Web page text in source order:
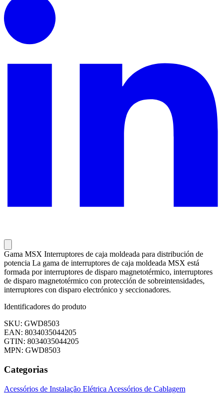
Gama MSX Interruptores de caja moldeada para distribución de
potencia La gama de interruptores de caja moldeada MSX está
formada por interruptores de disparo magnetotérmico, interruptores
de disparo magnetotérmico con protección de sobreintensidades,
interruptores con disparo electrónico y seccionadores.
Identificadores do produto
SKU: GWD8503
EAN: 8034035044205
GTIN: 8034035044205
MPN: GWD8503
Categorias
Acessórios de Instalação Elétrica Acessórios de Cablagem